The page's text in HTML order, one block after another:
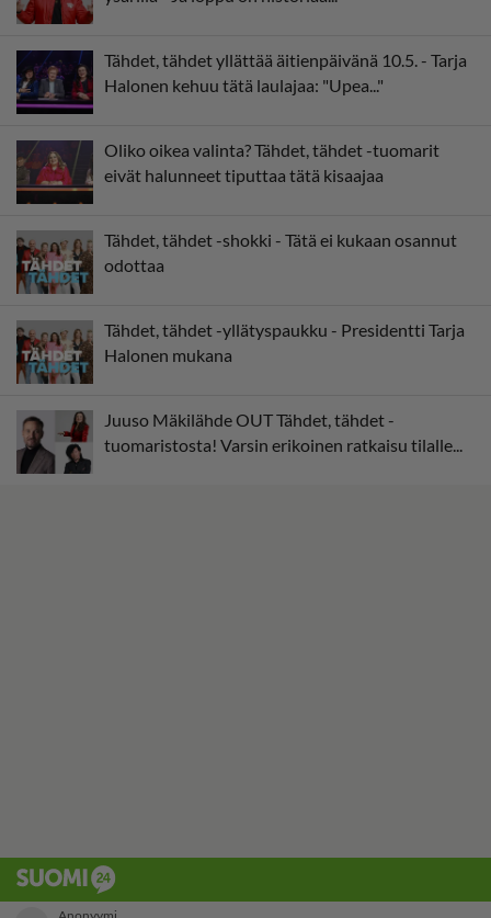
Tähdet, tähdet yllättää äitienpäivänä 10.5. - Tarja
Halonen kehuu tätä laulajaa: "Upea..."
Oliko oikea valinta? Tähdet, tähdet -tuomarit
eivät halunneet tiputtaa tätä kisaajaa
Tähdet, tähdet -shokki - Tätä ei kukaan osannut
odottaa
Tähdet, tähdet -yllätyspaukku - Presidentti Tarja
Halonen mukana
Juuso Mäkilähde OUT Tähdet, tähdet -
tuomaristosta! Varsin erikoinen ratkaisu tilalle...